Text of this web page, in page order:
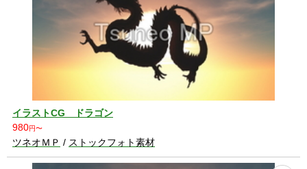
イラストCG ドラゴン
980円〜
ツネオＭＰ / ストックフォト素材